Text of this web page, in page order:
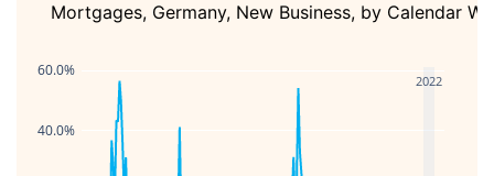
40.0%
60.0%
Mortgages, Germany, New Business, by Calendar
2022